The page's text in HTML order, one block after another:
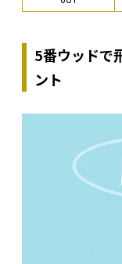
5番ウッドで
ント